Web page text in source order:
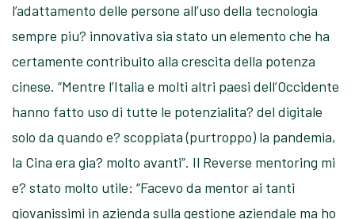
l’adattamento delle persone all’uso della tecnologia
sempre piu? innovativa sia stato un elemento che ha
certamente contribuito alla crescita della potenza
cinese. “Mentre l’Italia e molti altri paesi dell’Occidente
hanno fatto uso di tutte le potenzialita? del digitale
solo da quando e? scoppiata (purtroppo) la pandemia,
la Cina era gia? molto avanti”. Il Reverse mentoring mi
e? stato molto utile: “Facevo da mentor ai tanti
giovanissimi in azienda sulla gestione aziendale ma ho